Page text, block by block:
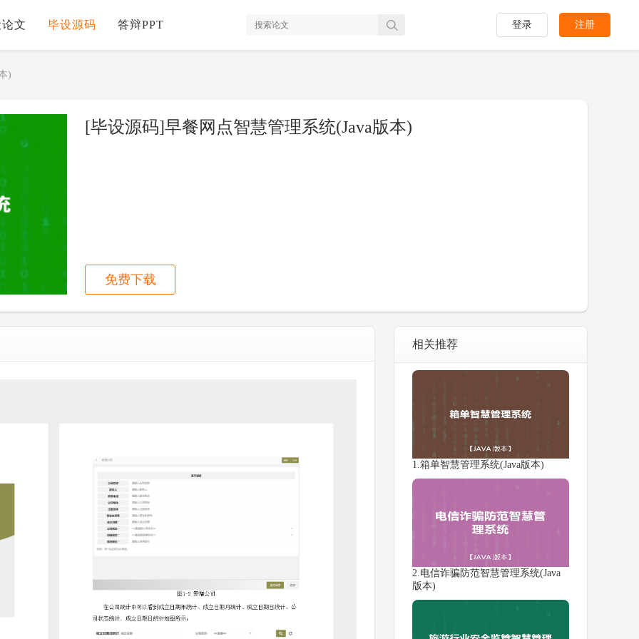
文 毕设源码 答辩PPT 登录 注册
)
[毕设源码]早餐网点智慧管理系统(Java版本)
免费下载
相关推荐
1.箱单智慧管理系统(Java版本)
2.电信诈骗防范智慧管理系统(Java
版本)